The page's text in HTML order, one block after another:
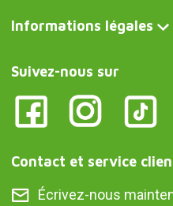
Informations légales
Suivez-nous sur
Contact et service
Écrivez-nous